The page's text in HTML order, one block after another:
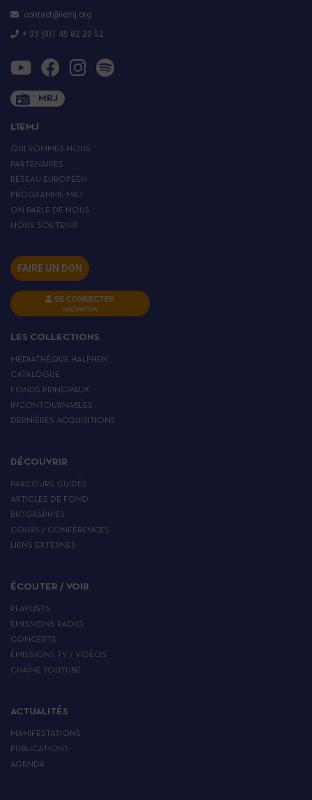
contact@iemj.org
+ 33 (0)1 45 82 20 52
MRJ
L’IEMJ
QUI SOMMES-NOUS
PARTENAIRES
RÉSEAU EUROPÉEN
PROGRAMME MRJ
ON PARLE DE NOUS
NOUS SOUTENIR
FAIRE UN DON
SE CONNECTER
INSCRIPTION
LES COLLECTIONS
MÉDIATHÈQUE HALPHEN
CATALOGUE
FONDS PRINCIPAUX
INCONTOURNABLES
DERNIÈRES ACQUISITIONS
DÉCOUVRIR
PARCOURS GUIDÉS
ARTICLES DE FOND
BIOGRAPHIES
COURS / CONFÉRENCES
LIENS EXTERNES
ÉCOUTER / VOIR
PLAYLISTS
EMISSIONS RADIO
CONCERTS
ÉMISSIONS TV / VIDÉOS
CHAÎNE YOUTUBE
ACTUALITÉS
MANIFESTATIONS
PUBLICATIONS
AGENDA